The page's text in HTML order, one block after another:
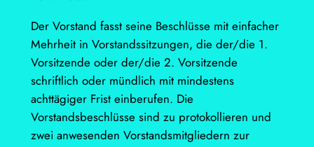
Der Vorstand fasst seine Beschlüsse mit einfacher
Mehrheit in Vorstandssitzungen, die der/die 1.
Vorsitzende oder der/die 2. Vorsitzende
schriftlich oder mündlich mit mindestens
achttägiger Frist einberufen. Die
Vorstandsbeschlüsse sind zu protokollieren und
zwei anwesenden Vorstandsmitgliedern zur